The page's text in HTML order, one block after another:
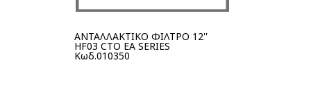
ΑΝΤΑΛΛΑΚΤΙΚΟ ΦΙΛΤΡΟ 12''
HF03 CTO EA SERIES
Κωδ.010350